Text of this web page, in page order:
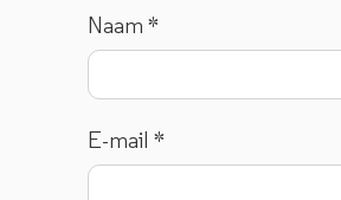
Naam*
E-mail*